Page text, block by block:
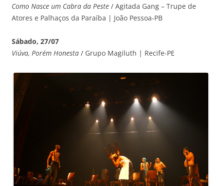
Como Nasce um Cabra da Peste / Agitada Gang – Trupe de
Atores e Palhaços da Paraíba | João Pessoa-PB
Sábado, 27/07
Viúva, Porém Honesta / Grupo Magiluth | Recife-PE